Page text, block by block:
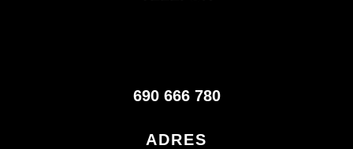
690 666 780
ADRES